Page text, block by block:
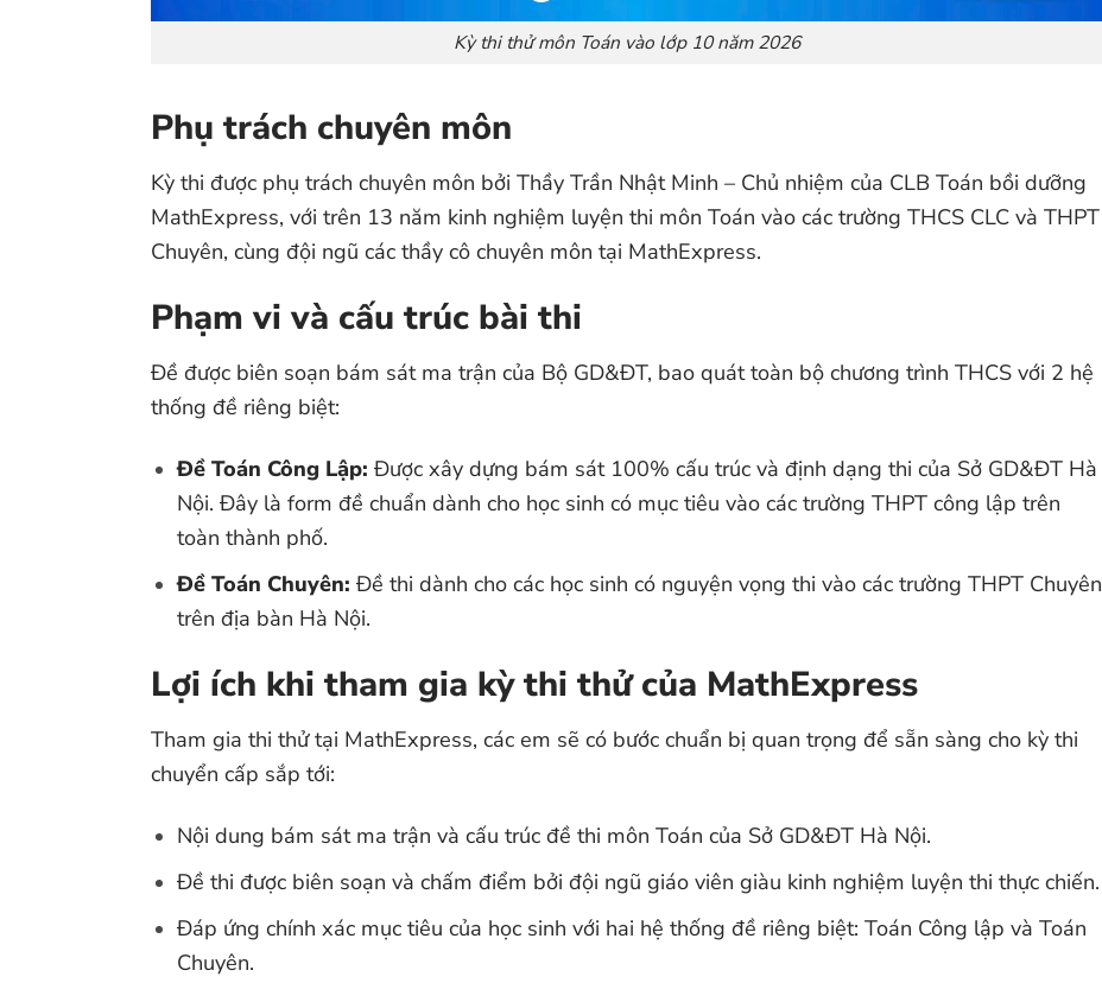
Kỳ thi thử môn Toán vào lớp 10 năm 2026
Phụ trách chuyên môn
Kỳ thi được phụ trách chuyên môn bởi Thầy Trần Nhật Minh – Chủ nhiệm của CLB Toán bồi dưỡng
MathExpress, với trên 13 năm kinh nghiệm luyện thi môn Toán vào các trường THCS CLC và THPT
Chuyên, cùng đội ngũ các thầy cô chuyên môn tại MathExpress.
Phạm vi và cấu trúc bài thi
Đề được biên soạn bám sát ma trận của Bộ GD&ĐT, bao quát toàn bộ chương trình THCS với 2 hệ
thống đề riêng biệt:
Đề Toán Công Lập: Được xây dựng bám sát 100% cấu trúc và định dạng thi của Sở GD&ĐT Hà
Nội. Đây là form đề chuẩn dành cho học sinh có mục tiêu vào các trường THPT công lập trên
toàn thành phố.
Đề Toán Chuyên: Đề thi dành cho các học sinh có nguyện vọng thi vào các trường THPT Chuyên
trên địa bàn Hà Nội.
Lợi ích khi tham gia kỳ thi thử của MathExpress
Tham gia thi thử tại MathExpress, các em sẽ có bước chuẩn bị quan trọng để sẵn sàng cho kỳ thi
chuyển cấp sắp tới:
Nội dung bám sát ma trận và cấu trúc đề thi môn Toán của Sở GD&ĐT Hà Nội.
Đề thi được biên soạn và chấm điểm bởi đội ngũ giáo viên giàu kinh nghiệm luyện thi thực chiến.
Đáp ứng chính xác mục tiêu của học sinh với hai hệ thống đề riêng biệt: Toán Công lập và Toán
Chuyên.